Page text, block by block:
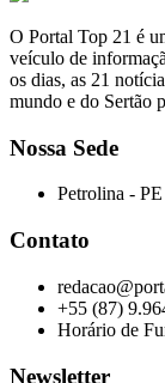
O Portal Top 21 é
veículo de
os dias, as 21
mundo e do Sertão
Nossa Sede
Petrolina - PE
Contato
+55 (87)
Horário de
Newsletter